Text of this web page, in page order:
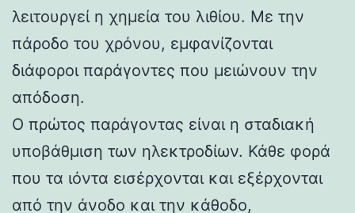
λειτουργεί η χημεία του λιθίου. Με την
πάροδο του χρόνου, εμφανίζονται
διάφοροι παράγοντες που μειώνουν την
απόδοση.
Ο πρώτος παράγοντας είναι η σταδιακή
υποβάθμιση των ηλεκτροδίων. Κάθε φορά
που τα ιόντα εισέρχονται και εξέρχονται
από την άνοδο και την κάθοδο,